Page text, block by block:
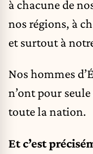
à chacune de
nos régions, à
et surtout à
Nos hommes
n’ont pour
toute la nation.
Et c’est